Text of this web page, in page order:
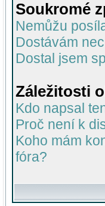
Soukromé
Nemůžu
Dostávám
Dostal jsem
Záležitosti
Kdo napsal
Proč není k
Koho mám
fóra?